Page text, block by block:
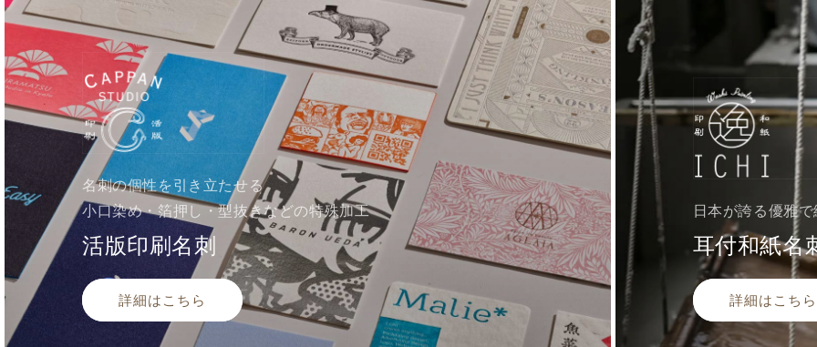
名刺の個性を引き立たせる
小口染め・箔押し・型抜きなどの特殊加工
活版印刷名刺
詳細はこちら
日本が誇る優雅
耳付和紙名
詳細はこちら